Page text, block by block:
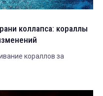
коллапса: кораллы
кораллов за